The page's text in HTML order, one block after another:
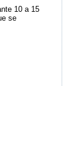
10 a 15
se